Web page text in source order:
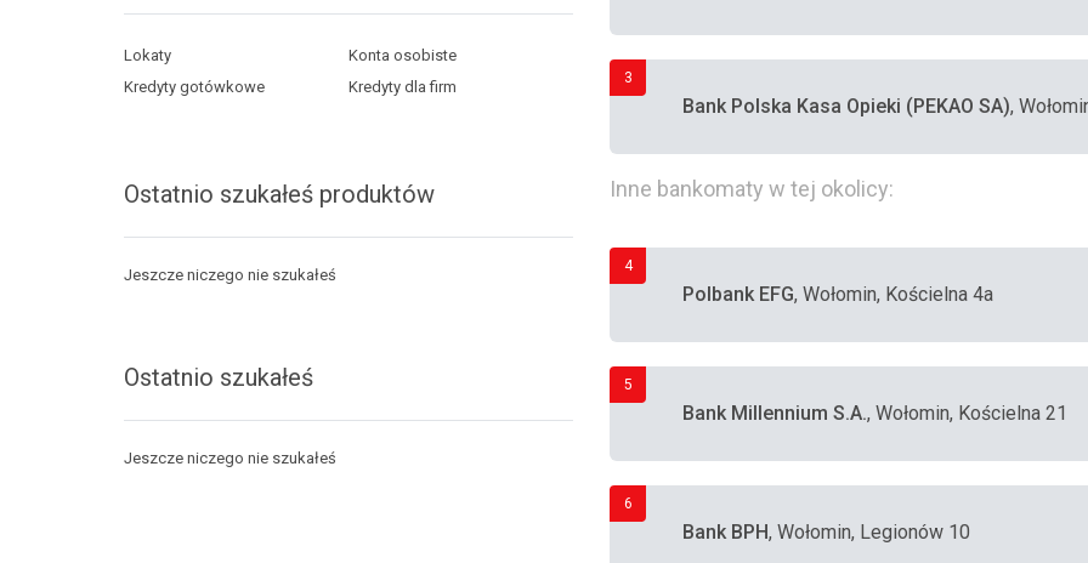
Lokaty
Konta osobiste
Kredyty gotówkowe
Kredyty dla firm
Ostatnio szukałeś produktów
Jeszcze niczego nie szukałeś
Ostatnio szukałeś
Jeszcze niczego nie szukałeś
3
Bank Polska Kasa Opieki (PEKAO SA),
Inne bankomaty w tej okolicy:
4
Polbank EFG, Wołomin, Kościelna 4a
5
Bank Millennium S.A., Wołomin, Kościelna 21
6
Bank BPH, Wołomin, Legionów 10